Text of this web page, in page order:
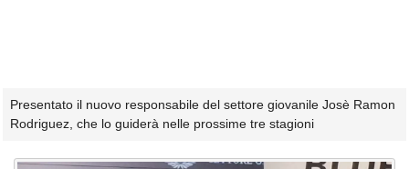
Presentato il nuovo responsabile del settore giovanile Josè Ramon
Rodriguez, che lo guiderà nelle prossime tre stagioni